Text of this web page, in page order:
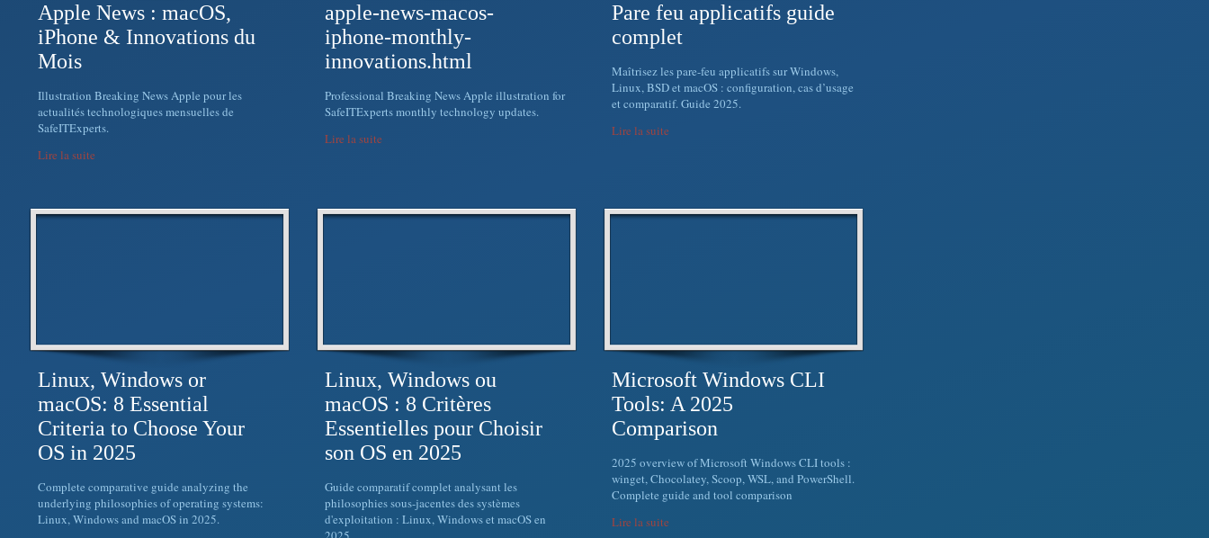
Apple News : macOS,
iPhone & Innovations du
Mois
Illustration Breaking News Apple pour les
actualités technologiques mensuelles de
SafeITExperts.
Lire la suite
apple-news-macos-
iphone-monthly-
innovations.html
Professional Breaking News Apple illustration for
SafeITExperts monthly technology updates.
Lire la suite
Pare feu applicatifs guide
complet
Maîtrisez les pare-feu applicatifs sur Windows,
Linux, BSD et macOS : configuration, cas d’usage
et comparatif. Guide 2025.
Lire la suite
Linux, Windows or
macOS: 8 Essential
Criteria to Choose Your
OS in 2025
Complete comparative guide analyzing the
underlying philosophies of operating systems:
Linux, Windows and macOS in 2025.
Linux, Windows ou
macOS : 8 Critères
Essentielles pour Choisir
son OS en 2025
Guide comparatif complet analysant les
philosophies sous-jacentes des systèmes
d'exploitation : Linux, Windows et macOS en
Microsoft Windows CLI
Tools: A 2025
Comparison
2025 overview of Microsoft Windows CLI tools :
winget, Chocolatey, Scoop, WSL, and PowerShell.
Complete guide and tool comparison
Lire la suite